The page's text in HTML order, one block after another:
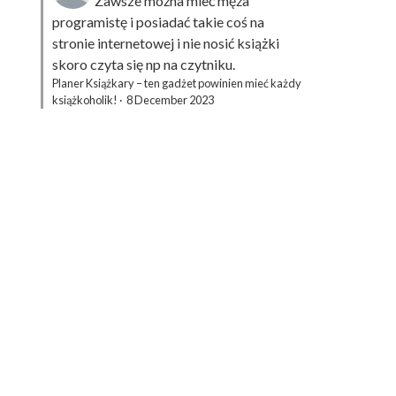
programistę i posiadać takie coś na
stronie internetowej i nie nosić książki
skoro czyta się np na czytniku.
Planer Książkary – ten gadżet powinien mieć każdy
książkoholik! · 8 December 2023